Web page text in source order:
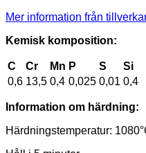
Mer information från
Kemisk komposition:
C Cr Mn P S
Si
0,6 13,5 0,4 0,025 0,01 0,4
Information om härdning:
Härdningstemperatur: